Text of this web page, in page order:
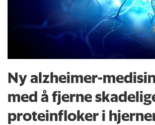
Ny alzheimer-
med å fjerne
proteinfloker i